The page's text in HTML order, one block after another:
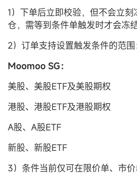
1）下单后立即校验，但不会立
仓，需等到条件单触发时才会冻结
2）订单支持设置触发条件的范围
Moomoo SG：
美股、美股ETF及美股期权
港股、港股ETF及港股期权
A股、A股ETF
新股、新股ETF
3）条件当前仅可在限价单、市